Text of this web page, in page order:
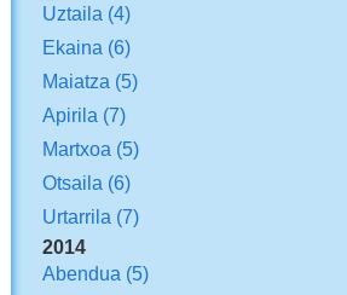
Uztaila (4)
Ekaina (6)
Maiatza (5)
Apirila (7)
Martxoa (5)
Otsaila (6)
Urtarrila (7)
2014
Abendua (5)